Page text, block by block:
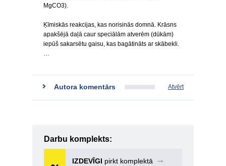
MgCO3).
Ķīmiskās reakcijas, kas norisinās domnā. Krāsns
apakšējā daļā caur speciālām atverēm (dūkām)
iepūš sakarsētu gaisu, kas bagātināts ar skābekli.
…
Autora komentārs Atvērt
Darbu komplekts:
IZDEVĪGI pirkt komplektā
➞